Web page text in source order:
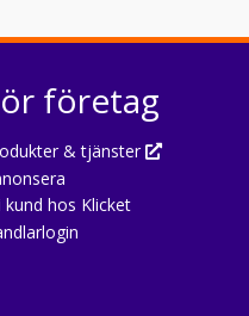
företag
& tjänster
kund hos Klicket